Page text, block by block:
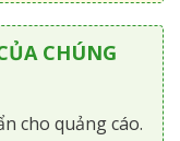
CHÚNG
cho quảng cáo.